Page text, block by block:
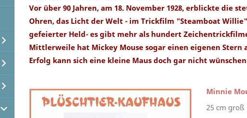
Vor über 90 Jahren, am 18. November 1928, erblickte die
Ohren, das Licht der Welt - im Trickfilm "Steamboat
gefeierter Held- es gibt mehr als hundert
Mittlerweile hat Mickey Mouse sogar einen eigenen
Erfolg kann sich eine kleine Maus doch gar nicht
Minnie
25 cm groß